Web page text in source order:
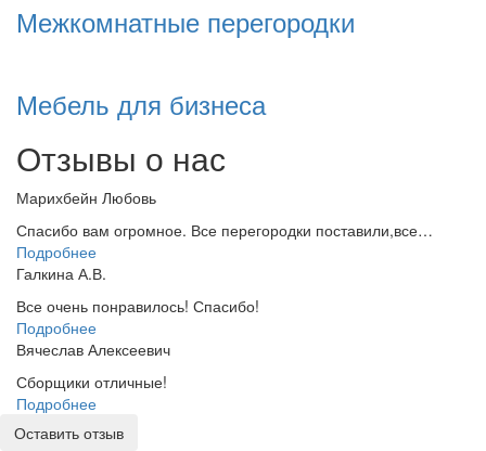
Межкомнатные перегородки
Мебель для бизнеса
Отзывы о нас
Марихбейн Любовь
Спасибо вам огромное. Все перегородки поставили,все…
Подробнее
Галкина А.В.
Все очень понравилось! Спасибо!
Подробнее
Вячеслав Алексеевич
Сборщики отличные!
Подробнее
Оставить отзыв